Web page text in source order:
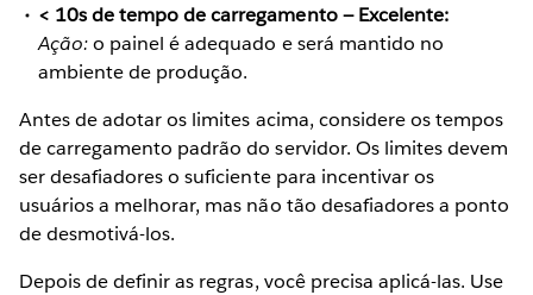
< 10s de tempo de carregamento — Excelente:
Ação:o painel é adequado e será mantido no
ambiente de produção.
Antes de adotar os limites acima, considere os tempos
de carregamento padrão do servidor. Os limites devem
ser desafiadores o suficiente para incentivar os
usuários a melhorar, mas não tão desafiadores a ponto
de desmotivá-los.
Depois de definir as regras, você precisa aplicá-las. Use